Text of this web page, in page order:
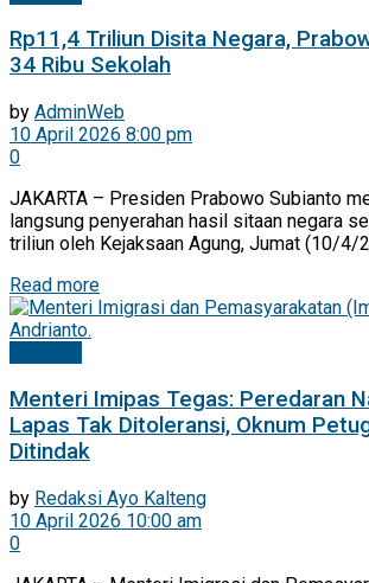
Rp11,4 Triliun Disita Negara,
34 Ribu Sekolah
by AdminWeb
10 April 2026 8:00 pm
0
JAKARTA – Presiden Prabowo Subianto
langsung penyerahan hasil sitaan negara
triliun oleh Kejaksaan Agung, Jumat (10/4/
Read more
Menteri Imipas Tegas: Peredaran
Lapas Tak Ditoleransi, Oknum
Ditindak
by Redaksi Ayo Kalteng
10 April 2026 10:00 am
0